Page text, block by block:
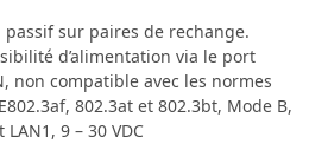
passif sur paires de rechange.
d’alimentation via le port
non compatible avec les normes
802.3at et 802.3bt, Mode B,
LAN1, 9 – 30 VDC